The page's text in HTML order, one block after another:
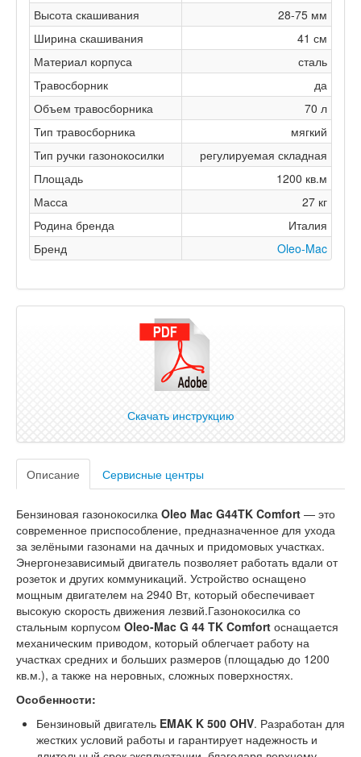
Высота скашивания
28-75 мм
Ширина скашивания
41 см
Материал корпуса
сталь
Травосборник
да
Объем травосборника
70 л
Тип травосборника
мягкий
Тип ручки газонокосилки
регулируемая складная
Площадь
1200 кв.м
Масса
27 кг
Родина бренда
Италия
Бренд
Oleo-Mac
Скачать инструкцию
Описание Сервисные центры
Бензиновая газонокосилка Oleo Mac G44TK Comfort — это
современное приспособление, предназначенное для ухода
за зелёными газонами на дачных и придомовых участках.
Энергонезависимый двигатель позволяет работать вдали от
розеток и других коммуникаций. Устройство оснащено
мощным двигателем на 2940 Вт, который обеспечивает
высокую скорость движения лезвий.Газонокосилка со
стальным корпусом Oleo-Mac G 44 TK Comfort оснащается
механическим приводом, который облегчает работу на
участках средних и больших размеров (площадью до 1200
кв.м.), а также на неровных, сложных поверхностях.
Особенности:
Бензиновый двигатель EMAK K 500 OHV. Разработан для
жестких условий работы и гарантирует надежность и